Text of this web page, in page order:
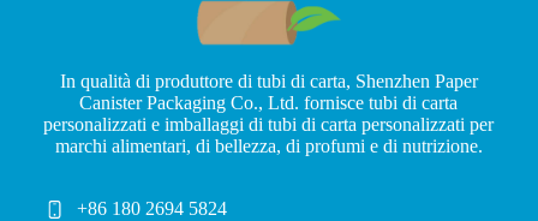
In qualità di produttore di tubi di carta, Shenzhen Paper
Canister Packaging Co., Ltd. fornisce tubi di carta
personalizzati e imballaggi di tubi di carta personalizzati per
marchi alimentari, di bellezza, di profumi e di nutrizione.
+86 180 2694 5824